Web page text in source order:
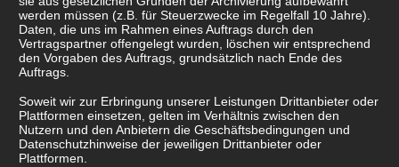
werden müssen (z.B. für Steuerzwecke im Regelfall 10 Jahre).
Daten, die uns im Rahmen eines Auftrags durch den
Vertragspartner offengelegt wurden, löschen wir entsprechend
den Vorgaben des Auftrags, grundsätzlich nach Ende des
Auftrags.
Soweit wir zur Erbringung unserer Leistungen Drittanbieter oder
Plattformen einsetzen, gelten im Verhältnis zwischen den
Nutzern und den Anbietern die Geschäftsbedingungen und
Datenschutzhinweise der jeweiligen Drittanbieter oder
Plattformen.